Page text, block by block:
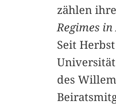
zählen
Regimes
Seit
des